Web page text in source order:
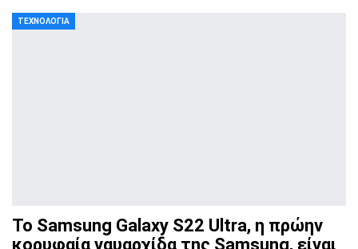
ΤΕΧΝΟΛΟΓΊΑ
Το Samsung Galaxy S22 Ultra, η πρώην
κορυφαία ναυαρχίδατης Samsung, είναι